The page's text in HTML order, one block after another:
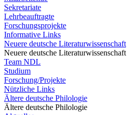
Sekretariate
Lehrbeauftragte
Forschungsprojekte
Informative Links
Neuere deutsche Literaturwissenschaft
Neuere deutsche Literaturwissenschaft
Team NDL
Studium
Forschung/Projekte
Nützliche Links
Ältere deutsche Philologie
Ältere deutsche Philologie